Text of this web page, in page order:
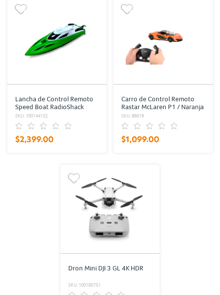
Lancha de Control Remoto
Speed Boat RadioShack
Verde con Blanco
SKU: 100144132
$2,399.00
Carro de Control Remoto
Rastar McLaren P1 / Naranja
SKU: 88619
$1,099.00
Dron Mini DJI 3 GL 4K HDR
SKU: 100185751